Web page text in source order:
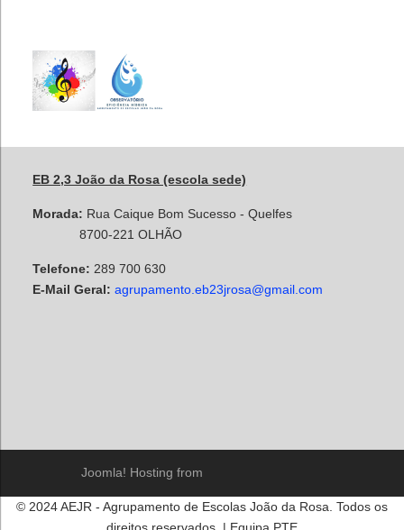
EB 2,3 João da Rosa (escola sede)
Morada: Rua Caique Bom Sucesso - Quelfes
8700-221 OLHÃO
Telefone: 289 700 630
E-Mail Geral: agrupamento.eb23jrosa@gmail.com
Joomla! Hosting from
© 2024 AEJR - Agrupamento de Escolas João da Rosa. Todos os
direitos reservados. | Equipa PTE